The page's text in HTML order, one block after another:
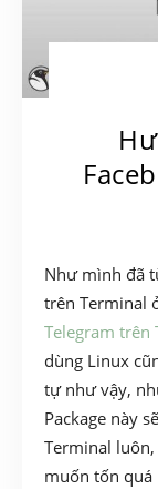
Như mình đã
trên Terminal
Telegram trên
dùng Linux
tự như vậy,
Package này
Terminal
muốn tốn quá